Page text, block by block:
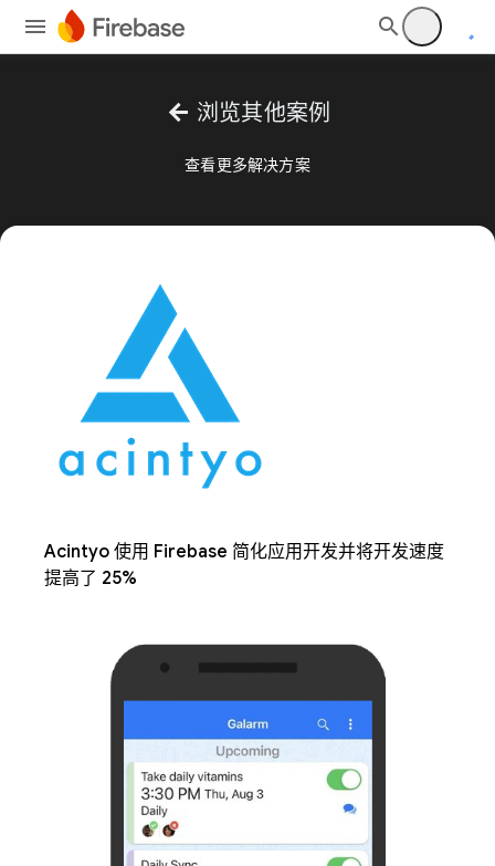
arrow_back 浏览其他案例
查看更多解决方案
Acintyo 使用 Firebase 简化应用开发并将开发速度
提高了 25%